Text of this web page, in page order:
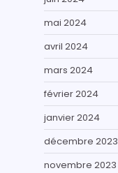
mai 2024
avril 2024
mars 2024
février 2024
janvier 2024
décembre 2023
novembre 2023